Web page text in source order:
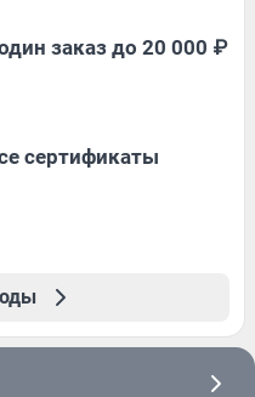
заказ до 20 000 ₽
сертификаты